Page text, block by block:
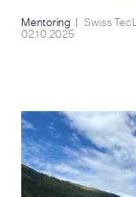
Mentoring Swiss
02.10.2025